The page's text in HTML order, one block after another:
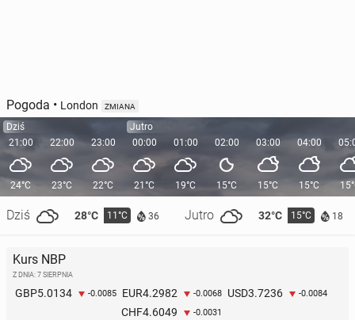
Pogoda • London ZMIANA
Dziś
21:00
24°C
Dziś 28°C 11°C 36 Jutro 32°C 15°C 18
22:00
23°C
23:00
22°C
Jutro
00:00
21°C
01:00
19°C
02:00
15°C
03:00
15°C
04:00
15°C
Kurs NBP
Z DNIA: 7 SIERPNIA
GBP5.0134 -0.0085 EUR4.2982 -0.0068 USD3.7236 -0.0084
CHF4.6049 -0.0031